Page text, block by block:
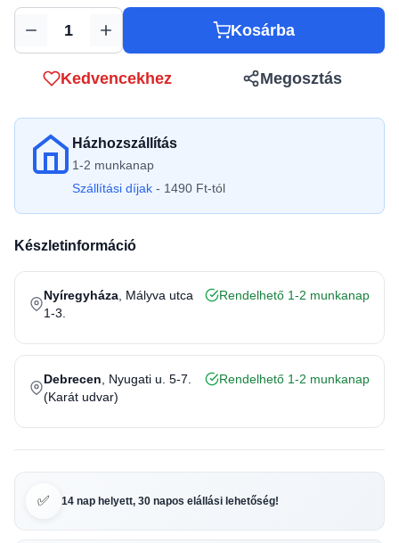
Mennyiség Kosárba
Kedvencekhez Megosztás
Házhozszállítás
1-2 munkanap
Szállítási díjak - 1490 Ft-tól
Készletinformáció
Nyíregyháza , Mályva utca
1-3.
Rendelhető 1-2 munkanap
Debrecen , Nyugati u. 5-7.
(Karát udvar)
Rendelhető 1-2 munkanap
✅ 14 nap helyett, 30 napos elállási lehetőség!